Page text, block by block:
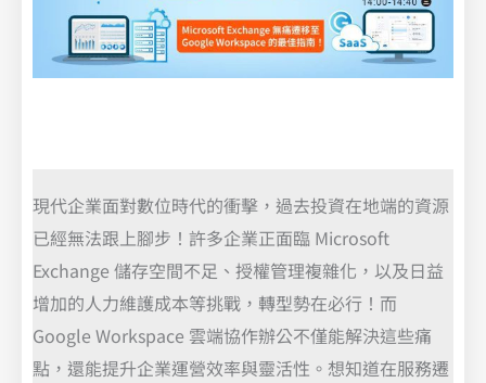
現代企業面對數位時代的衝擊，過去投資在地端的資源
已經無法跟上腳步！許多企業正面臨 Microsoft
Exchange 儲存空間不足、授權管理複雜化，以及日益
增加的人力維護成本等挑戰，轉型勢在必行！而
Google Workspace 雲端協作辦公不僅能解決這些痛
點，還能提升企業運營效率與靈活性。想知道在服務遷